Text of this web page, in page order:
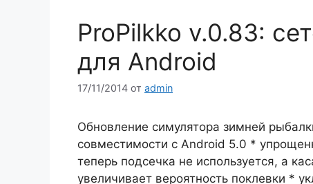
ProPilkko v.0.83:
для Android
17/11/2014 от admin
Обновление симулятора зимней
совместимости с Android 5.0 *
теперь подсечка не используется, а
увеличивает вероятность поклевки *